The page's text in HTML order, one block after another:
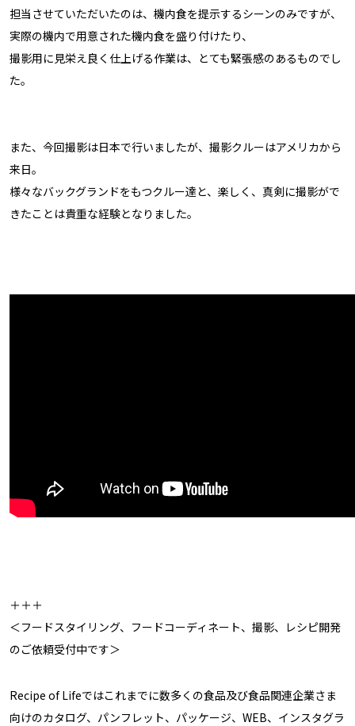
担当させていただいたのは、機内食を提示するシーンのみですが、
実際の機内で用意された機内食を盛り付けたり、
撮影用に見栄え良く仕上げる作業は、とても緊張感のあるものでし
た。
また、今回撮影は日本で行いましたが、撮影クルーはアメリカから
来日。
様々なバックグランドをもつクルー達と、楽しく、真剣に撮影がで
きたことは貴重な経験となりました。
＋＋＋
＜フードスタイリング、フードコーディネート、撮影、レシピ開発
のご依頼受付中です＞
Recipe of Lifeではこれまでに数多くの食品及び食品関連企業さま
向けのカタログ、パンフレット、パッケージ、WEB、インスタグラ